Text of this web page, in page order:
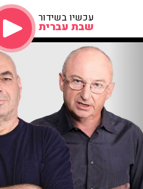
עכשיו בשידור
שבת עברית